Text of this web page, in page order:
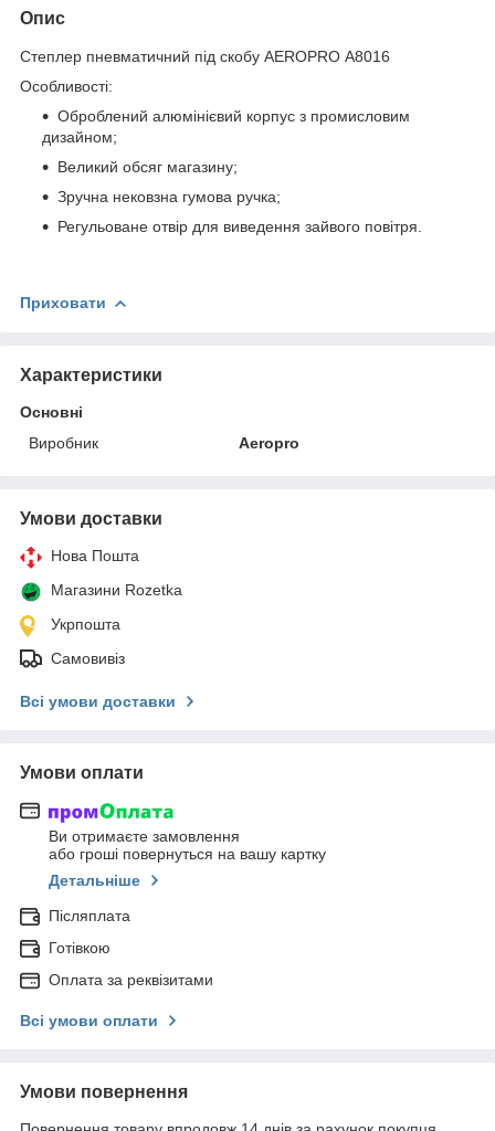
Опис
Степлер пневматичний під скобу AEROPRO А8016
Особливості:
Оброблений алюмінієвий корпус з промисловим
дизайном;
Великий обсяг магазину;
Зручна нековзна гумова ручка;
Регульоване отвір для виведення зайвого повітря.
Приховати
Характеристики
Основні
Виробник
Aeropro
Умови доставки
Нова Пошта
Магазини Rozetka
Укрпошта
Самовивіз
Всі умови доставки
Умови оплати
Ви отримаєте замовлення
або гроші повернуться на вашу картку
Детальніше
Післяплата
Готівкою
Оплата за реквізитами
Всі умови оплати
Умови повернення